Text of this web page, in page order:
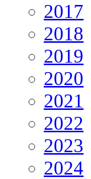
2017
2018
2019
2020
2021
2022
2023
2024